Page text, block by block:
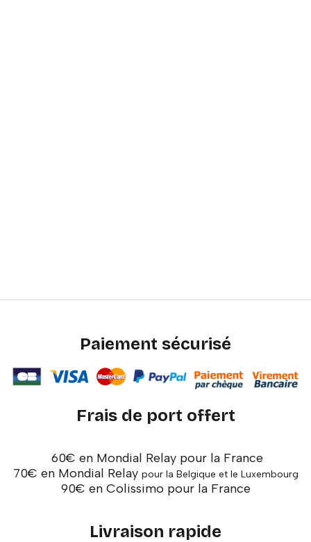
Paiement sécurisé
Frais de port offert
60€ en Mondial Relay pour la France
70€ en Mondial Relay pour la Belgique et le Luxembourg
90€ en Colissimo pour la France
Livraison rapide